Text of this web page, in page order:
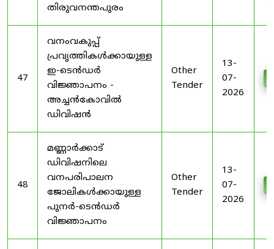
തിരുവനന്തപുരം
47
വനംവകുപ്പ്
പ്രവൃത്തികൾക്കായുള്ള
ഇ-ടെൻഡർ
വിജ്ഞാപനം -
അച്ചൻകോവിൽ
ഡിവിഷൻ
Other
Tender
13-
07-
2026
48
മണ്ണാർക്കാട്
ഡിവിഷനിലെ
വനപരിപാലന
ജോലികൾക്കായുള്ള
പുനർ-ടെൻഡർ
വിജ്ഞാപനം
Other
Tender
13-
07-
2026